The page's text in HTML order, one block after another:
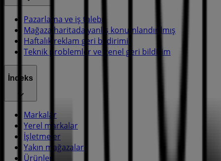
Pazarlama ve iş talebi
Mağaza haritada yanlış konumlandırılmış
Haftalık reklam geri bildirimi
Teknik problemler ve genel geri bildirim
İndeks
Markalar
Yerel markalar
İşletmeler
Yakın mağazalar
Ürünler